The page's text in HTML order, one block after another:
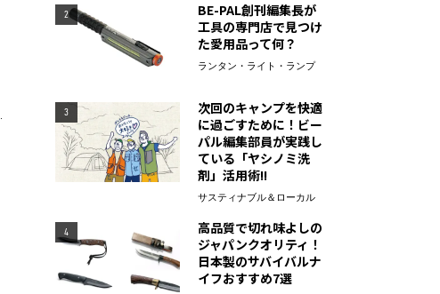
2
BE-PAL創刊編集長が
工具の専門店で見つけ
た愛用品って何？
ランタン・ライト・ランプ
3
次回のキャンプを快適
に過ごすために！ビー
パル編集部員が実践し
ている「ヤシノミ洗
剤」活用術!!
サスティナブル＆ローカル
4
高品質で切れ味よしの
ジャパンクオリティ！
日本製のサバイバルナ
イフおすすめ7選